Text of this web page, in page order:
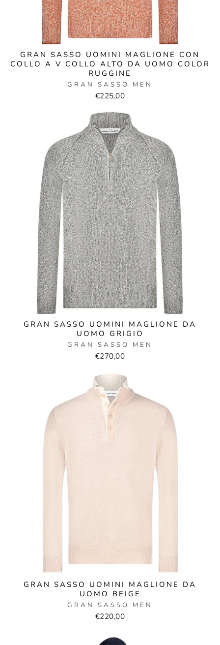
GRAN SASSO UOMINI MAGLIONE CON
COLLO A V COLLO ALTO DA UOMO COLOR
RUGGINE
GRAN SASSO MEN
€225,00
GRAN SASSO UOMINI MAGLIONE DA
UOMO GRIGIO
GRAN SASSO MEN
€270,00
GRAN SASSO UOMINI MAGLIONE DA
UOMO BEIGE
GRAN SASSO MEN
€220,00